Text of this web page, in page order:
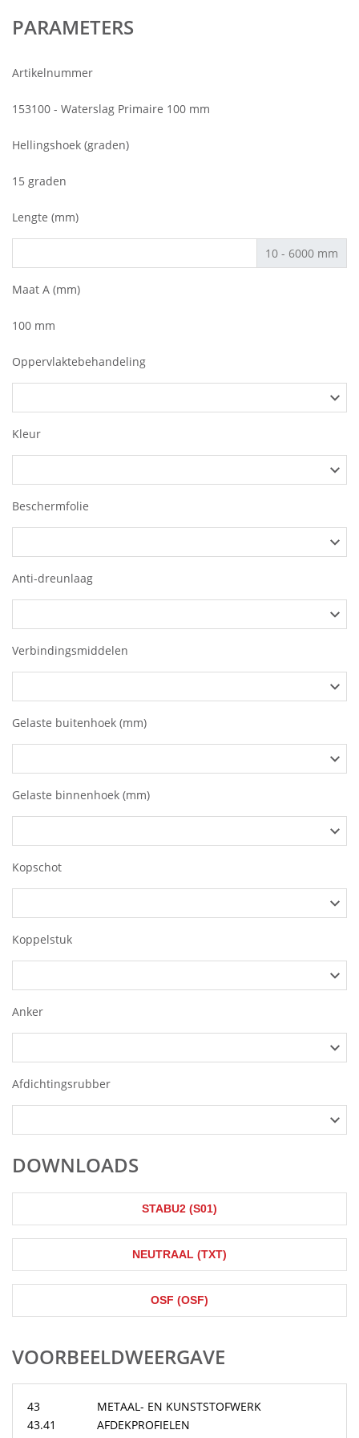
PARAMETERS
Artikelnummer
153100 - Waterslag Primaire 100 mm
Hellingshoek (graden)
15 graden
Lengte (mm)
10 - 6000 mm
Maat A (mm)
100 mm
Oppervlaktebehandeling
Kleur
Beschermfolie
Anti-dreunlaag
Verbindingsmiddelen
Gelaste buitenhoek (mm)
Gelaste binnenhoek (mm)
Kopschot
Koppelstuk
Anker
Afdichtingsrubber
DOWNLOADS
STABU2 (S01)
NEUTRAAL (TXT)
OSF (OSF)
VOORBEELDWEERGAVE
43
METAAL- EN KUNSTSTOFWERK
43.41
AFDEKPROFIELEN